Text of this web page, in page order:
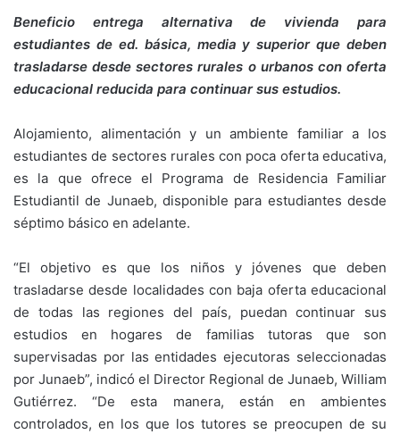
Beneficio entrega alternativa de vivienda para
estudiantes de ed. básica, media y superior que deben
trasladarse desde sectores rurales o urbanos con oferta
educacional reducida para continuar sus estudios.
Alojamiento, alimentación y un ambiente familiar a los
estudiantes de sectores rurales con poca oferta educativa,
es la que ofrece el Programa de Residencia Familiar
Estudiantil de Junaeb, disponible para estudiantes desde
séptimo básico en adelante.
“El objetivo es que los niños y jóvenes que deben
trasladarse desde localidades con baja oferta educacional
de todas las regiones del país, puedan continuar sus
estudios en hogares de familias tutoras que son
supervisadas por las entidades ejecutoras seleccionadas
por Junaeb”, indicó el Director Regional de Junaeb, William
Gutiérrez. “De esta manera, están en ambientes
controlados, en los que los tutores se preocupen de su